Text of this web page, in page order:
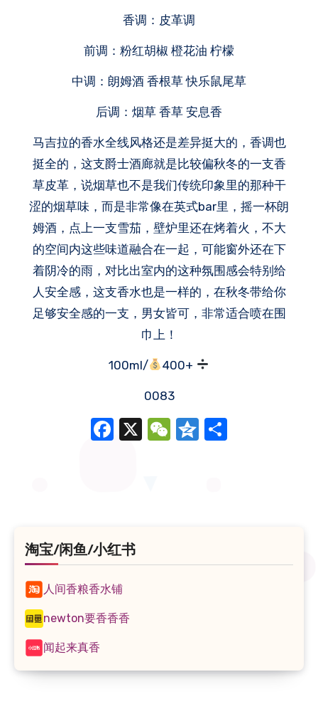
香调：皮革调
前调：粉红胡椒 橙花油 柠檬
中调：朗姆酒 香根草 快乐鼠尾草
后调：烟草 香草 安息香
马吉拉的香水全线风格还是差异挺大的，香调也
挺全的，这支爵士酒廊就是比较偏秋冬的一支香
草皮革，说烟草也不是我们传统印象里的那种干
涩的烟草味，而是非常像在英式bar里，摇一杯朗
姆酒，点上一支雪茄，壁炉里还在烤着火，不大
的空间内这些味道融合在一起，可能窗外还在下
着阴冷的雨，对比出室内的这种氛围感会特别给
人安全感，这支香水也是一样的，在秋冬带给你
足够安全感的一支，男女皆可，非常适合喷在围
巾上！
100ml/ 400+
0083
Facebook
X WeChat
Qzone
淘宝/闲鱼/小红书
人间香粮香水铺
newton要香香香
闻起来真香